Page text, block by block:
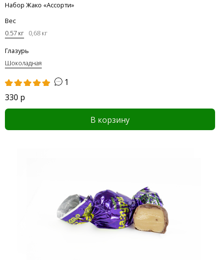
Набор Жако «Ассорти»
Вес
0.57 кг 0,68 кг
Глазурь
Шоколадная
1
330 р
В корзину